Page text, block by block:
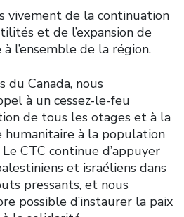
vivement de la continuation
et de l’expansion de
l’ensemble de la région.
du Canada, nous
à un cessez-le-feu
de tous les otages et à la
humanitaire à la population
CTC continue d’appuyer
et israéliens dans
pressants, et nous
possible d’instaurer la paix